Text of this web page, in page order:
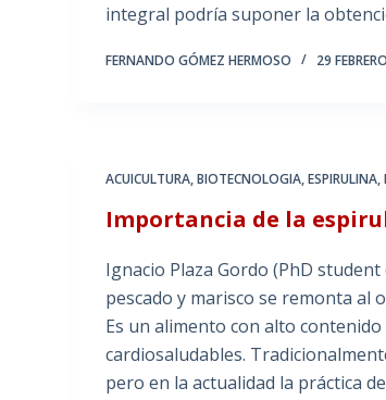
integral podría suponer la
FERNANDO GÓMEZ HERMOSO 29
ACUICULTURA,BIOTECNOLOGIA,ESPIRULINA,
Importancia de la
Ignacio Plaza Gordo (PhD
pescado y marisco se remonta al
Es un alimento con alto
cardiosaludables.
pero en la actualidad la práctica